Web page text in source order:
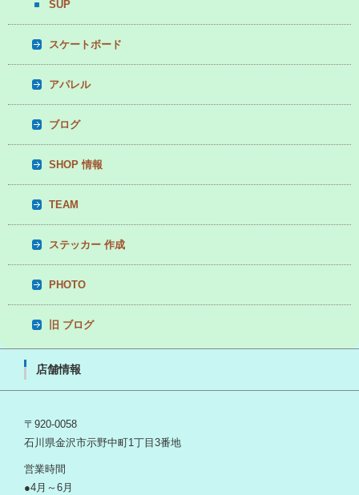
SUP
スケートボード
アパレル
ブログ
SHOP 情報
TEAM
ステッカー 作成
PHOTO
旧 ブログ
店舗情報
〒920-0058
石川県金沢市示野中町1丁目3番地
営業時間
●4月～6月